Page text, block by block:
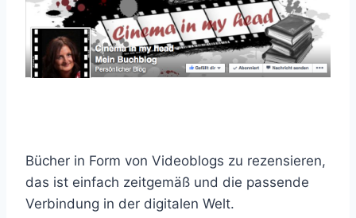
Bücher in Form von Videoblogs zu rezensieren,
das ist einfach zeitgemäß und die passende
Verbindung in der digitalen Welt.